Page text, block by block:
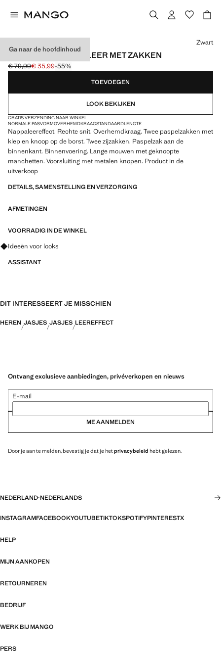
Ga naar de hoofdinhoud
JASJE VAN IMITATIELEER MET ZAKKEN
Oorspronkelijke prijs doorgehaald [€ 79,99 ]
€ 79,99
Huidige prijs [€ 35,99 ]
€ 35,99-55%
Kies een kleur
Zwart
TOEVOEGEN
LOOK BEKIJKEN
GRATIS VERZENDING NAAR WINKEL
NORMALE PASVORMOVERHEMDKRAAGSTANDAARDLENGTE
Nappaleereffect. Rechte snit. Overhemdkraag. Twee paspelzakken met
klep en knoop op de borst. Twee zijzakken. Paspelzak aan de
binnenkant. Binnenvoering. Lange mouwen met geknoopte
manchetten. Voorsluiting met metalen knopen. Product in de
uitverkoop
DETAILS, SAMENSTELLING EN VERZORGING
AFMETINGEN
VOORRADIG IN DE WINKEL
Vraag om outfitideeën, kledingstukken en trends
Ideeën voor looks
ASSISTANT
DIT INTERESSEERT JE MISSCHIEN
HEREN JASJES JASJES LEEREFFECT
Ontvang exclusieve aanbiedingen, privéverkopen en nieuws
E-mail
ME AANMELDEN
Door je aan te melden, bevestig je dat je hetprivacybeleid hebt gelezen.
NEDERLAND·NEDERLANDS
INSTAGRAMFACEBOOKYOUTUBETIKTOKSPOTIFYPINTERESTX
HELP
MIJN AANKOPEN
RETOURNEREN
BEDRIJF
WERK BIJ MANGO
PERS